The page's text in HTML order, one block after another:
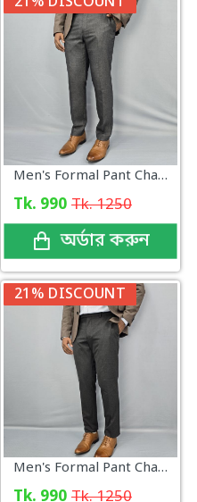
Men's Formal Pant Charcoal New Collection
Tk. 990 Tk. 1250
অর্ডার করুন
21% DISCOUNT
Men's Formal Pant Charcoal Color
Tk. 990 Tk. 1250